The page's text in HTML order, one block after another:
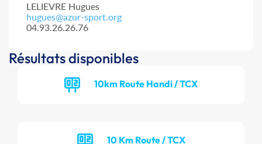
LELIEVRE Hugues
hugues@azur-sport.org
04.93.26.26.76
Résultats disponibles
10km Route Handi / TCX
10 Km Route / TCX